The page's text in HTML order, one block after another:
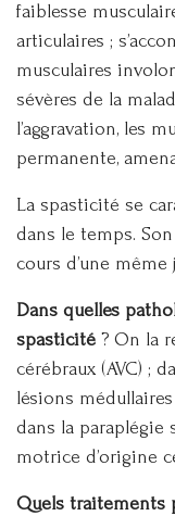
faiblesse
articulaires ;
musculaires
sévères de la
l’aggravation, les
permanente,
La spasticité se
dans le temps.
cours d’une même
Dans quelles
spasticité ? On la
cérébraux (AVC) ;
lésions
dans la
motrice d’origine
Quels traitements